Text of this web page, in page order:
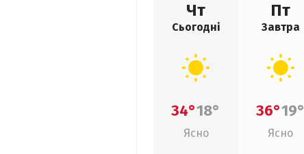
Чт
Сьогодні
34°18°
Ясно
Пт
Завтра
36°19°
Ясно